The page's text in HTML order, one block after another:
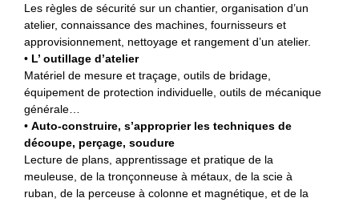
Les règles de sécurité sur un chantier, organisation d’un
atelier, connaissance des machines, fournisseurs et
approvisionnement, nettoyage et rangement d’un atelier.
• L’ outillage d’atelier
Matériel de mesure et traçage, outils de bridage,
équipement de protection individuelle, outils de mécanique
générale…
• Auto-construire, s’approprier les techniques de
découpe, perçage, soudure
Lecture de plans, apprentissage et pratique de la
meuleuse, de la tronçonneuse à métaux, de la scie à
ruban, de la perceuse à colonne et magnétique, et de la